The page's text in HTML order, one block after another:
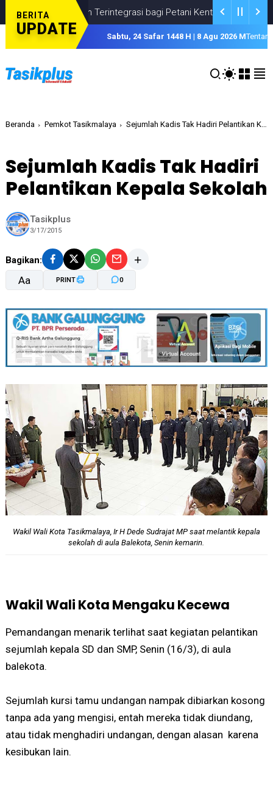
BERITA
UPDATE
Terintegrasi bagi Petani Kentang DUKUNG PETANI
Sabtu, 24 Safar 1448 H | 8 Agu 2026 M
Beranda Pemkot Tasikmalaya Sejumlah Kadis Tak Hadiri Pelantikan Kepala Sekolah
Sejumlah Kadis Tak Hadiri
Pelantikan Kepala Sekolah
Tasikplus
3/17/2015
Bagikan:
Aa
A-
PRINT 0
Wakil Wali Kota Tasikmalaya, Ir H Dede Sudrajat MP saat melantik kepala
sekolah di aula Balekota, Senin kemarin.
Wakil Wali Kota Mengaku Kecewa
Pemandangan menarik terlihat saat kegiatan pelantikan
sejumlah kepala SD dan SMP, Senin (16/3), di aula
balekota.
Sejumlah kursi tamu undangan nampak dibiarkan kosong
tanpa ada yang mengisi, entah mereka tidak diundang,
atau tidak menghadiri undangan, dengan alasan karena
kesibukan lain.